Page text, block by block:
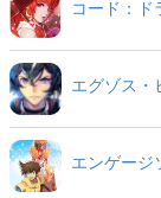
コード：ド
エグゾス・
エンゲージ